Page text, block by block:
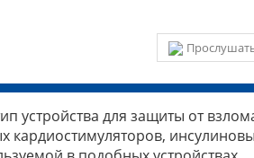
устройства для защиты от
кардиостимуляторов,